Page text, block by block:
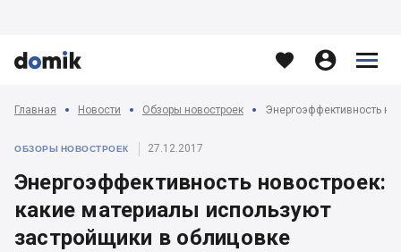


   


Главная Новости Обзоры новостроек
ОБЗОРЫ НОВОСТРОЕК 27.12.2017
Энергоэффективность новостроек:
какие материалы используют
застройщики в облицовке